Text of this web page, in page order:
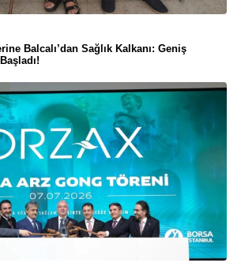
Balcalı’dan Sağlık Kalkanı: Geniş